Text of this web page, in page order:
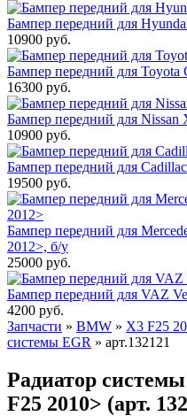
Бампер передний для
10900 руб.
Бампер передний для Toyota
16300 руб.
Бампер передний для Nissan
10900 руб.
Бампер передний для
19500 руб.
Бампер передний для
2012>, б/у
25000 руб.
Бампер передний для VAZ
4200 руб.
Запчасти » BMW » X3 F25
системы EGR » арт.132121
Радиатор
F25 2010> (арт.